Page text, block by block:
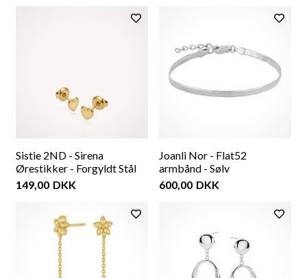
Sistie 2ND - Sirena
Ørestikker - Forgyldt Stål
149,00 DKK
Joanli Nor - Flat52
armbånd - Sølv
600,00 DKK